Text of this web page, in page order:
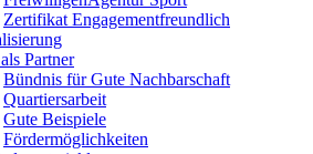
Zertifikat Engagementfreundlich
Partner
Bündnis für Gute Nachbarschaft
Quartiersarbeit
Gute Beispiele
Fördermöglichkeiten